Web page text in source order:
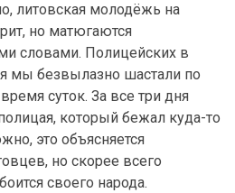
литовская молодёжь на
но матюгаются
словами. Полицейских в
мы безвылазно шастали по
суток. За все три дня
который бежал куда-то
это объясняется
но скорее всего
своего народа.